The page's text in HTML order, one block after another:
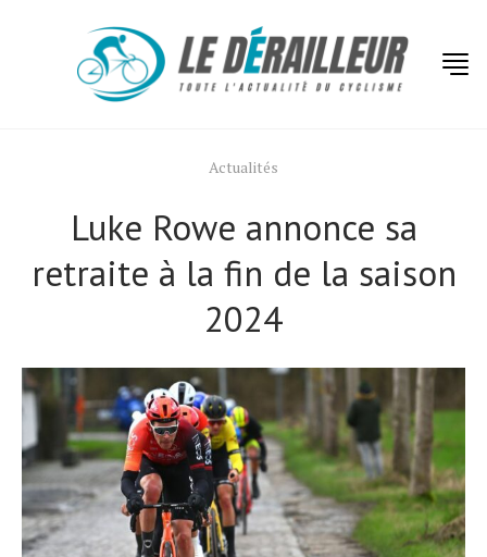
Actualités
Luke Rowe annonce sa
retraite à la fin de la saison
2024